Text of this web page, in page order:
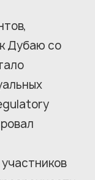
Дубаю со